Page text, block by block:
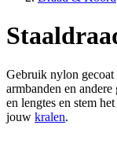
Gebruik nylon gecoat
armbanden en
en lengtes en stem
jouw kralen.